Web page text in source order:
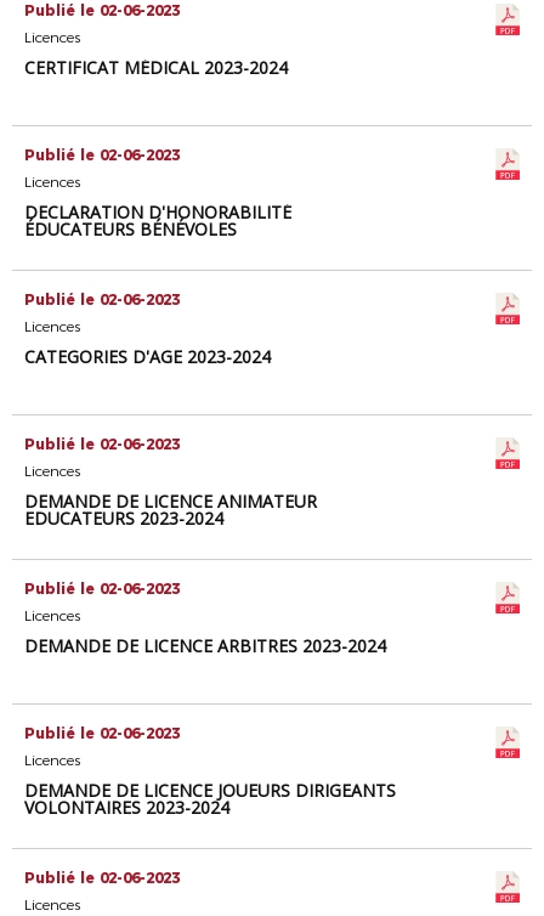
Publié le 02-06-2023
Licences
CERTIFICAT MÉDICAL 2023-2024
Publié le 02-06-2023
Licences
DECLARATION D'HONORABILITÉ
ÉDUCATEURS BÉNÉVOLES
Publié le 02-06-2023
Licences
CATEGORIES D'AGE 2023-2024
Publié le 02-06-2023
Licences
DEMANDE DE LICENCE ANIMATEUR
EDUCATEURS 2023-2024
Publié le 02-06-2023
Licences
DEMANDE DE LICENCE ARBITRES 2023-2024
Publié le 02-06-2023
Licences
DEMANDE DE LICENCE JOUEURS DIRIGEANTS
VOLONTAIRES 2023-2024
Publié le 02-06-2023
Licences